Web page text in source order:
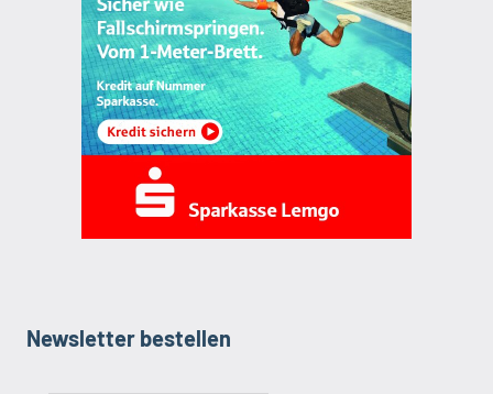
Newsletter bestellen